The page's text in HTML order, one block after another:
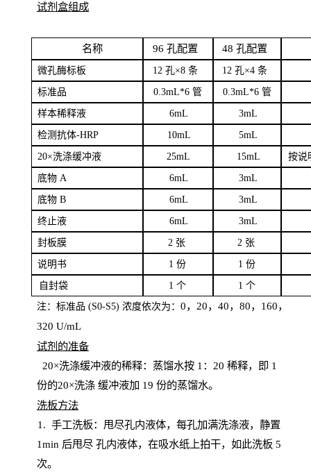
试剂盒组成
名称 96 孔配置 48 孔配置
微孔酶标板 12 孔×8 条 12 孔×4 条
标准品 0.3mL*6 管 0.3mL*6 管
样本稀释液 6mL 3mL
检测抗体-HRP 10mL 5mL
20×洗涤缓冲液 25mL 15mL 按说
底物A 6mL 3mL
底物B 6mL 3mL
终止液 6mL 3mL
封板膜 2 张 2 张
说明书 1 份 1 份
自封袋 1 个 1 个
注：标准品 (S0-S5) 浓度依次为： 0，20，40，80，160，
320 U/mL
试剂的准备
20×洗涤缓冲液的稀释：蒸馏水按 1：20 稀释，即 1
份的20×洗涤 缓冲液加 19 份的蒸馏水。
洗板方法
1. 手工洗板：甩尽孔内液体，每孔加满洗涤液，静置
1min 后甩尽 孔内液体，在吸水纸上拍干，如此洗板 5
次。